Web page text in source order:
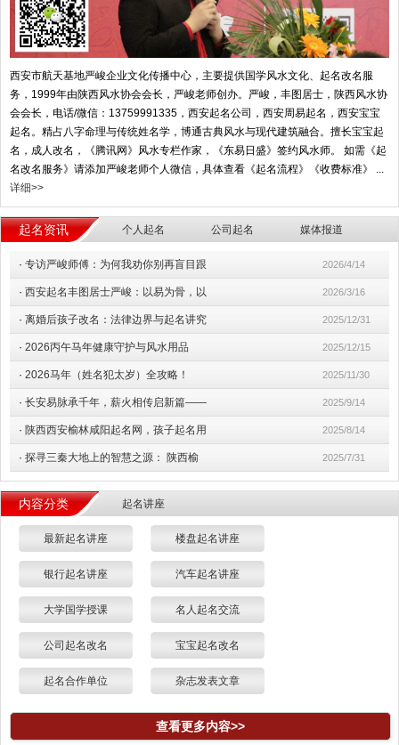
西安市航天基地严峻企业文化传播中心，主要提供国学风水文化、起名改名服
务，1999年由陕西风水协会会长，严峻老师创办。严峻，丰图居士，陕西风水协
会会长，电话/微信：13759991335，西安起名公司，西安周易起名，西安宝宝
起名。精占八字命理与传统姓名学，博通古典风水与现代建筑融合。擅长宝宝起
名，成人改名，《腾讯网》风水专栏作家，《东易日盛》签约风水师。 如需《起
名改名服务》请添加严峻老师个人微信，具体查看《起名流程》《收费标准》 ...
详细>>
起名资讯 个人起名 公司起名 媒体报道
· 专访严峻师傅：为何我劝你别再盲目跟 2026/4/14
· 西安起名丰图居士严峻：以易为骨，以 2026/3/16
· 离婚后孩子改名：法律边界与起名讲究 2025/12/31
· 2026丙午马年健康守护与风水用品 2025/12/15
· 2026马年（姓名犯太岁）全攻略！ 2025/11/30
· 长安易脉承千年，薪火相传启新篇—— 2025/9/14
· 陕西西安榆林咸阳起名网，孩子起名用 2025/8/14
· 探寻三秦大地上的智慧之源： 陕西榆 2025/7/31
内容分类 起名讲座
最新起名讲座 楼盘起名讲座
银行起名讲座 汽车起名讲座
大学国学授课 名人起名交流
公司起名改名 宝宝起名改名
起名合作单位 杂志发表文章
查看更多内容>>